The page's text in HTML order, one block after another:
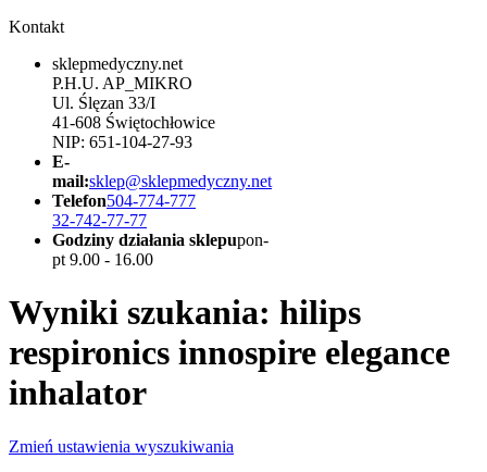
Kontakt
sklepmedyczny.net
P.H.U. AP_MIKRO
Ul. Ślęzan 33/I
41-608 Świętochłowice
NIP: 651-104-27-93
E-
mail:sklep@sklepmedyczny.net
Telefon504-774-777
32-742-77-77
Godziny działania sklepupon-
pt 9.00 - 16.00
Wyniki szukania: hilips
respironics innospire elegance
inhalator
Zmień ustawienia wyszukiwania